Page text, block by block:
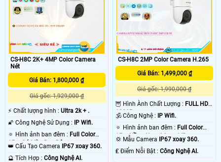
CS-H8C 2K+ 4MP Color Camera
Nét
Giá Bán: 1,800,000 ₫
Giá gốc: 1,929,000 ₫
️⚡ Chất lượng hình : Ultra 2k + .
🌠 Công Nghệ Sử Dụng : IP Wifi.
🔅 Hình ảnh ban đêm : Full Color
15m Có Màu Ban Ðêm.
👑 Cấu Tạo Camera IP67 xoay 360.
️🔮 Tích Hợp : Công Nghệ AI.
CS-H8C 2MP Color Camera H.265
Giá Bán: 1,499,000 ₫
Giá gốc: 1,990,000 ₫
🦉 Hình Ành Chất Lượng : FULL HD
1080P .
🕉️ Công Nghệ : IP Wifi.
🔅 Hình ảnh ban đêm : Full Color
15m Hồng Ngoại Smart IR.
💢 Mẫu Camera IP67 xoay 360.
️₤ Điểm Nỗi Bật :Công Nghệ AI.